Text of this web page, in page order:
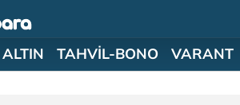
ALTIN TAHVİL-BONO VARANT